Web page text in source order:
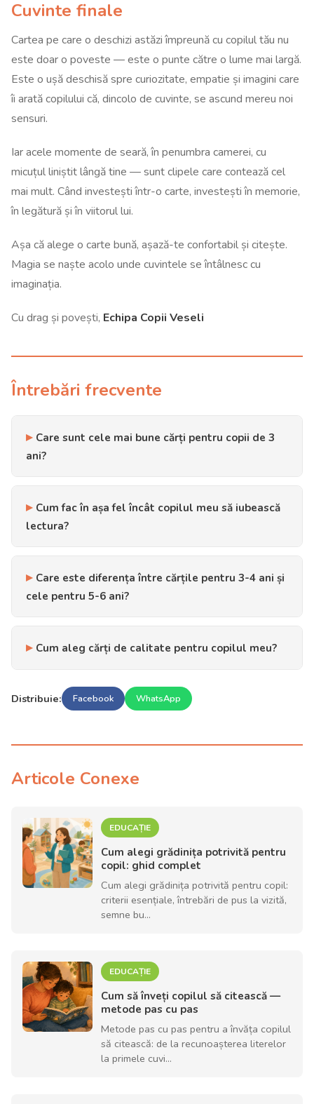
Cuvinte finale
Cartea pe care o deschizi astăzi împreună cu copilul tău nu
este doar o poveste — este o punte către o lume mai largă.
Este o ușă deschisă spre curiozitate, empatie și imagini care
îi arată copilului că, dincolo de cuvinte, se ascund mereu noi
sensuri.
Iar acele momente de seară, în penumbra camerei, cu
micuțul liniștit lângă tine — sunt clipele care contează cel
mai mult. Când investești într-o carte, investești în memorie,
în legătură și în viitorul lui.
Așa că alege o carte bună, așază-te confortabil și citește.
Magia se naște acolo unde cuvintele se întâlnesc cu
imaginația.
Cu drag și povești, Echipa Copii Veseli
Întrebări frecvente
Care sunt cele mai bune cărți pentru copii de 3
ani?
Cum fac în așa fel încât copilul meu să iubească
lectura?
Care este diferența între cărțile pentru 3-4 ani și
cele pentru 5-6 ani?
Cum aleg cărți de calitate pentru copilul meu?
Distribuie: Facebook WhatsApp
Articole Conexe
EDUCAȚIE
Cum alegi grădinița potrivită pentru
copil: ghid complet
Cum alegi grădinița potrivită pentru copil:
criterii esențiale, întrebări de pus la vizită,
semne bu...
EDUCAȚIE
Cum să înveți copilul să citească —
metode pas cu pas
Metode pas cu pas pentru a învăța copilul
să citească: de la recunoașterea literelor
la primele cuvi...